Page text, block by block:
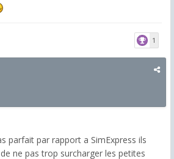
1
parfait par rapport a SimExpress ils
ne pas trop surcharger les petites